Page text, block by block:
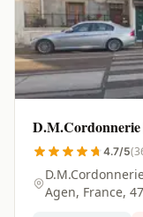
D.M.Cordonnerie
4.7/5
Agen, France,